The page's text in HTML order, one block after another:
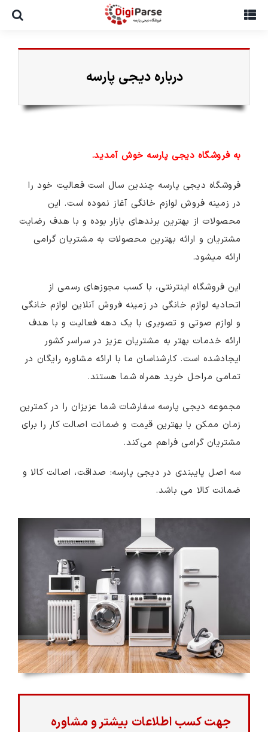
درباره دیجی پارسه
به فروشگاه دیجی پارسه خوش آمدید.
فروشگاه دیجی پارسه چندین سال است فعالیت خود را
در زمینه فروش لوازم خانگی آغاز نموده است. این
محصولات از بهترین برندهای بازار بوده و با هدف رضایت
مشتریان و ارائه بهترین محصولات به مشتریان گرامی
ارائه می‎شود.
این فروشگاه اینترنتی، با کسب مجوزهای رسمی از
اتحادیه لوازم خانگی در زمینه فروش آنلاین لوازم خانگی
و لوازم صوتی و تصویری با یک دهه فعالیت و با هدف
ارائه خدمات بهتر به مشتریان عزیز در سراسر کشور
ایجادشده است. کارشناسان ما با ارائه مشاوره رایگان در
تمامی مراحل خرید همراه شما هستند.
مجموعه دیجی پارسه سفارشات شما عزیزان را در کمترین
زمان ممکن با بهترین قیمت و ضمانت اصالت کار را برای
مشتریان گرامی فراهم می‌کند.
سه اصل پایبندی در دیجی پارسه: صداقت، اصالت کالا و
ضمانت کالا می باشد.
جهت کسب اطلاعات بیشتر و مشاوره